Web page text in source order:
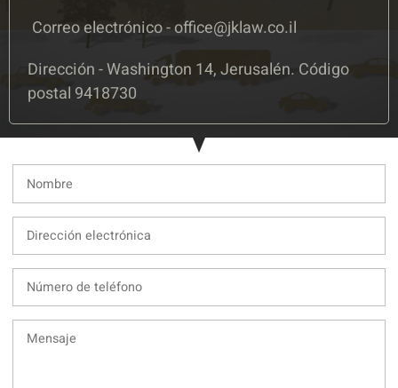
Correo electrónico - office@jklaw.co.il
Dirección - Washington 14, Jerusalén. Código
postal 9418730